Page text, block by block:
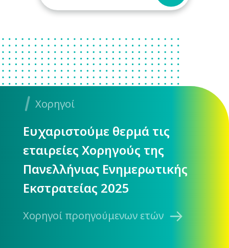
Χορηγοί
Ευχαριστούμε θερμά τις
εταιρείες Χορηγούς της
Πανελλήνιας Ενημερωτικής
Εκστρατείας 2025
Χορηγοί προηγούμενων ετών